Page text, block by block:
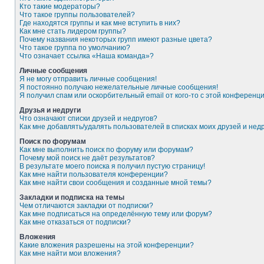
Кто такие модераторы?
Что такое группы пользователей?
Где находятся группы и как мне вступить в них?
Как мне стать лидером группы?
Почему названия некоторых групп имеют разные цвета?
Что такое группа по умолчанию?
Что означает ссылка «Наша команда»?
Личные сообщения
Я не могу отправить личные сообщения!
Я постоянно получаю нежелательные личные сообщения!
Я получил спам или оскорбительный email от кого-то с этой
Друзья и недруги
Что означают списки друзей и недругов?
Как мне добавлять/удалять пользователей в списках моих друзей и
Поиск по форумам
Как мне выполнить поиск по форуму или форумам?
Почему мой поиск не даёт результатов?
В результате моего поиска я получил пустую страницу!
Как мне найти пользователя конференции?
Как мне найти свои сообщения и созданные мной темы?
Закладки и подписка на темы
Чем отличаются закладки от подписки?
Как мне подписаться на определённую тему или форум?
Как мне отказаться от подписки?
Вложения
Какие вложения разрешены на этой конференции?
Как мне найти мои вложения?